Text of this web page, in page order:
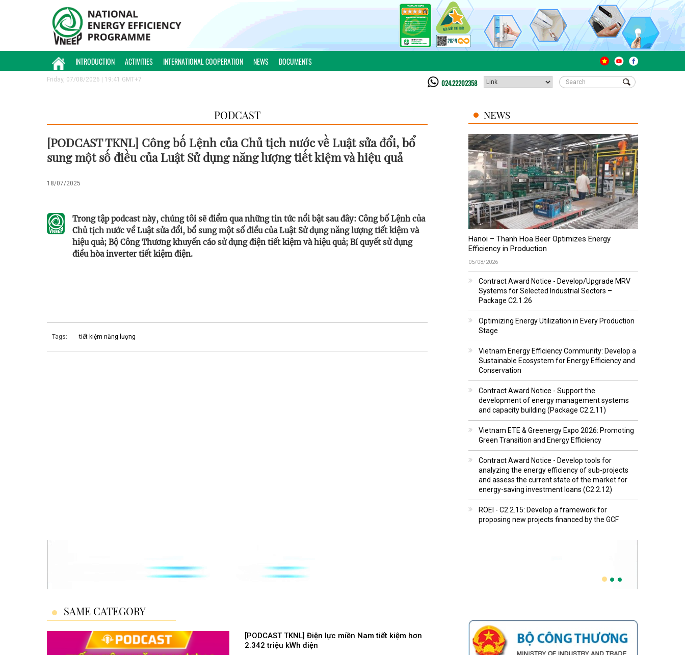
INTRODUCTION ACTIVITIES INTERNATIONAL COOPERATION NEWS DOCUMENTS
Friday, 07/08/2026 | 19:41 GMT+7 024.22202358
PODCAST
[PODCAST TKNL] Công bố Lệnh của Chủ tịch nước về Luật sửa đổi, bổ
sung một số điều của Luật Sử dụng năng lượng tiết kiệm và hiệu quả
18/07/2025
Trong tập podcast này, chúng tôi sẽ điểm qua những tin tức nổi bật sau đây: Công bố Lệnh của
Chủ tịch nước về Luật sửa đổi, bổ sung một số điều của Luật Sử dụng năng lượng tiết kiệm và
hiệu quả; Bộ Công Thương khuyến cáo sử dụng điện tiết kiệm và hiệu quả; Bí quyết sử dụng
điều hòa inverter tiết kiệm điện.
Tags: tiết kiệm năng lượng
NEWS
Hanoi – Thanh Hoa Beer Optimizes Energy
Efficiency in Production
05/08/2026
Contract Award Notice - Develop/Upgrade MRV
Systems for Selected Industrial Sectors –
Package C2.1.26
Optimizing Energy Utilization in Every Production
Stage
Vietnam Energy Efficiency Community: Develop a
Sustainable Ecosystem for Energy Efficiency and
Conservation
Contract Award Notice - Support the
development of energy management systems
and capacity building (Package C2.2.11)
Vietnam ETE & Greenergy Expo 2026: Promoting
Green Transition and Energy Efficiency
Contract Award Notice - Develop tools for
analyzing the energy efficiency of sub-projects
and assess the current state of the market for
energy-saving investment loans (C2.2.12)
ROEI - C2.2.15: Develop a framework for
proposing new projects financed by the GCF
SAME CATEGORY
[PODCAST TKNL] Điện lực miền Nam tiết kiệm hơn
2.342 triệu kWh điện